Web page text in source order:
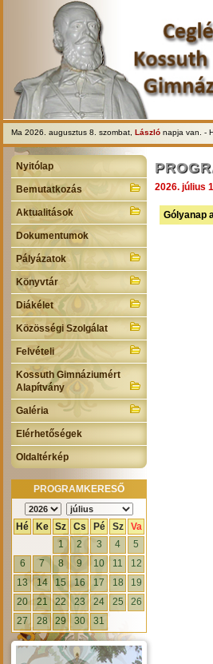
Ma 2026. augusztus 8. szombat, László napja van. -
Nyitólap
Bemutatkozás
Aktualitások
Dokumentumok
Pályázatok
Könyvtár
Diákélet
Közösségi Szolgálat
Felvételi
Kossuth Gimnáziumért
Alapítvány
Galéria
Elérhetőségek
Oldaltérkép
PROGRAMKERESŐ
Hé Ke Sz Cs Pé Sz
Va
1
2 3 4
5
6
7 8 9 10 11
12
13
14 15 16 17 18
19
20
21 22 23 24 25
26
27
28 29 30 31
2026. július
Gólyanap